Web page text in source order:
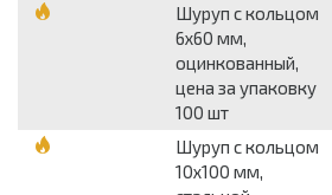
Шуруп с кольцом
6х60 мм,
оцинкованный,
цена за упаковку
100 шт
Шуруп с кольцом
10х100 мм,